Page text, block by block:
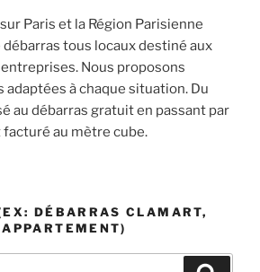
Paris et la Région Parisienne
tous locaux destiné aux
Nous proposons
à chaque situation. Du
au débarras gratuit en passant par
facturé au mètre cube.
DÉBARRAS CLAMART,